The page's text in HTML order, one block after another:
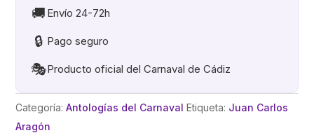
🚚 Envío 24-72h
🔒 Pago seguro
🎭Producto oficial del Carnaval de Cádiz
Categoría:Antologías del Carnaval Etiqueta: Juan Carlos
Aragón